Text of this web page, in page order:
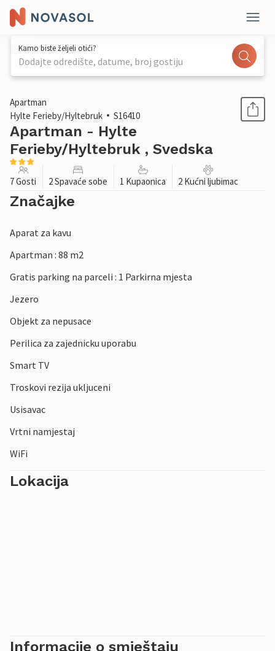
Kamo biste željeli otići?
Dodajte odredište, datume, broj gostiju
1 / 19
Apartman
Hylte Ferieby/Hyltebruk
S16410
Apartman - Hylte
Ferieby/Hyltebruk , Svedska
7 Gosti 2 Spavaće sobe 1 Kupaonica 2 Kućni ljubimac
Značajke
Aparat za kavu
Apartman : 88 m2
Gratis parking na parceli : 1 Parkirna mjesta
Jezero
Objekt za nepusace
Perilica za zajednicku uporabu
Smart TV
Troskovi rezija ukljuceni
Usisavac
Vrtni namjestaj
WiFi
Lokacija
Informacije o smještaju